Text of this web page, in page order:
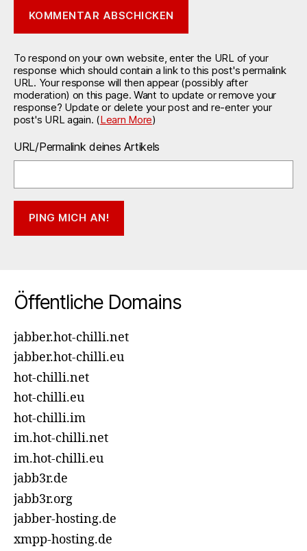
To respond on your own website, enter the URL of your
response which should contain a link to this post's permalink
URL. Your response will then appear (possibly after
moderation) on this page. Want to update or remove your
response? Update or delete your post and re-enter your
post's URL again. (Learn More)
URL/Permalink deines Artikels
Öffentliche Domains
jabber.hot-chilli.net
jabber.hot-chilli.eu
hot-chilli.net
hot-chilli.eu
hot-chilli.im
im.hot-chilli.net
im.hot-chilli.eu
jabb3r.de
jabb3r.org
jabber-hosting.de
xmpp-hosting.de